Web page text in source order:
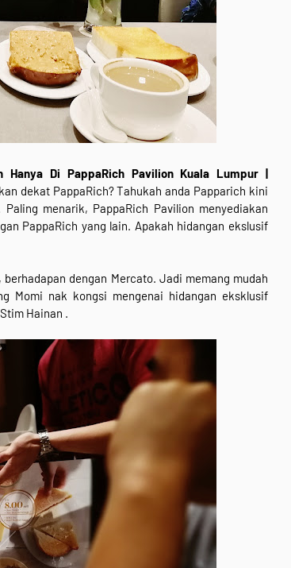
Di PappaRich Pavilion Kuala Lumpur |
dekat PappaRich? Tahukah anda Papparich kini
menarik, PappaRich Pavilion menyediakan
PappaRich yang lain. Apakah hidangan ekslusif
dengan Mercato. Jadi memang mudah
Momi nak kongsi mengenai hidangan eksklusif
Hainan .